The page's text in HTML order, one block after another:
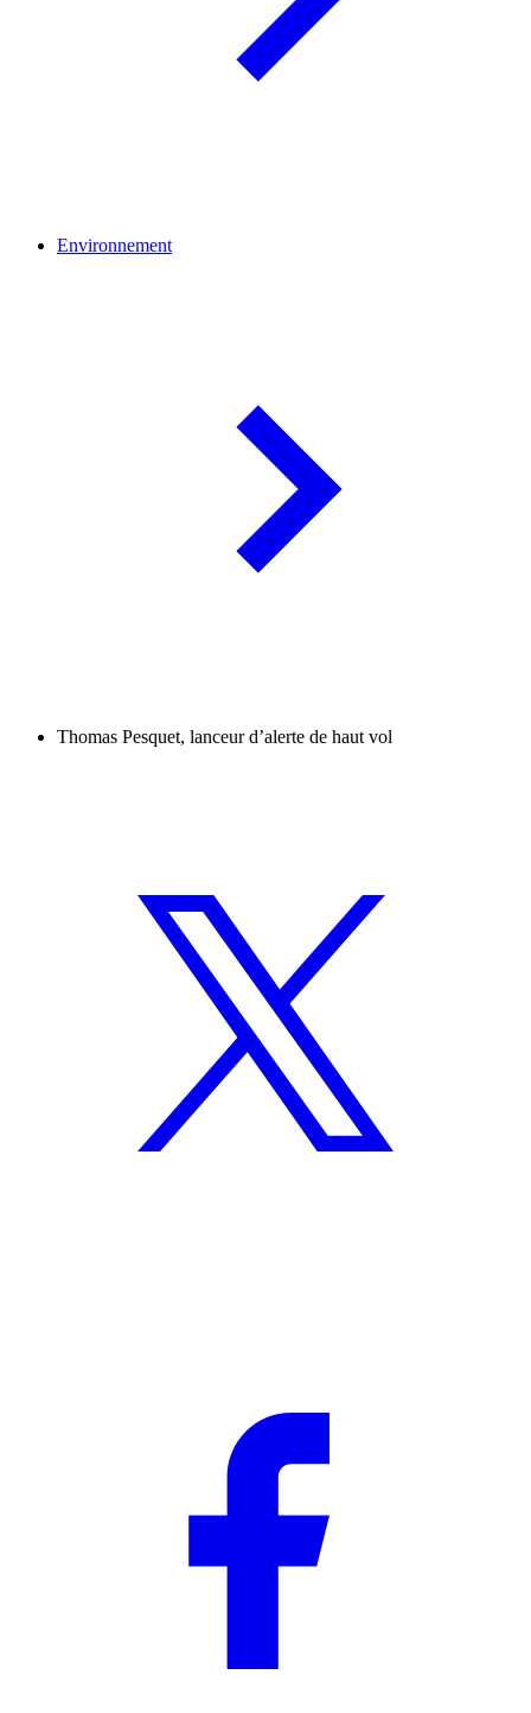
Environnement
Thomas Pesquet, lanceur d’alerte de haut vol